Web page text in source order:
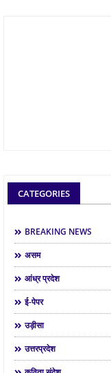
CATEGORIES
BREAKING NEWS
असम
आंध्र प्रदेश
ई-पेपर
उड़ीसा
उत्तरप्रदेश